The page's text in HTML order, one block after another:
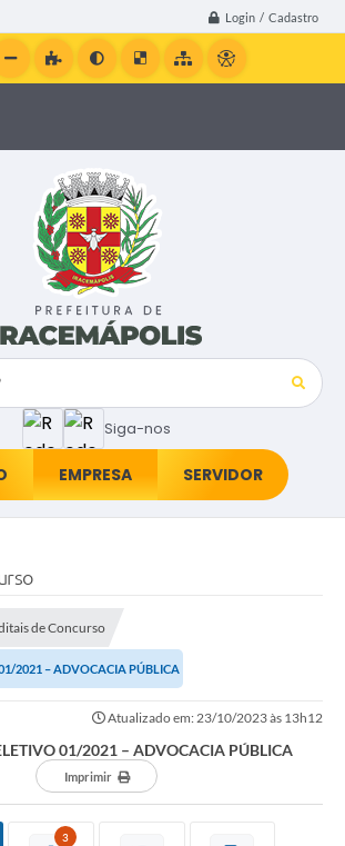
Login / Cadastro
Siga-nos
EMPRESA SERVIDOR
de Concurso
2021 – ADVOCACIA PÚBLICA
Atualizado em: 23/10/2023 às 13h12
01/2021 – ADVOCACIA PÚBLICA
Imprimir
3